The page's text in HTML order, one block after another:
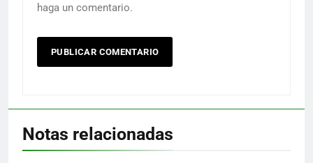
haga un comentario.
Notas relacionadas